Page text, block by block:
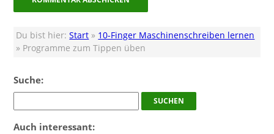
Du bist hier:Start » 10-Finger Maschinenschreiben lernen
» Programme zum Tippen üben
Suche:
Auch interessant: